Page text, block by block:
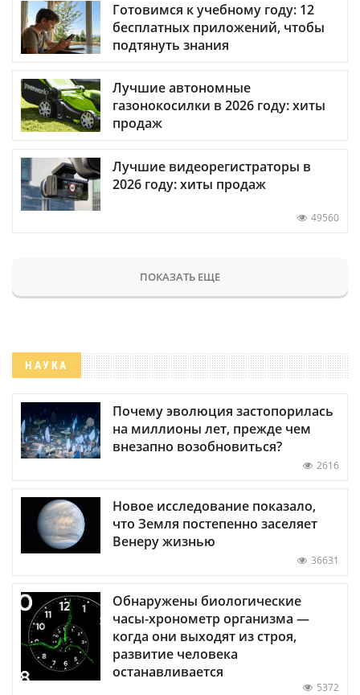
Готовимся к учебному году: 12
бесплатных приложений, чтобы
подтянуть знания
Лучшие автономные
газонокосилки в 2026 году: хиты
продаж
Лучшие видеорегистраторы в
2026 году: хиты продаж
49560
ПОКАЗАТЬ ЕЩЕ
НАУКА
Почему эволюция застопорилась
на миллионы лет, прежде чем
внезапно возобновиться?
2616
Новое исследование показало,
что Земля постепенно заселяет
Венеру жизнью
36631
Обнаружены биологические
часы-хронометр организма —
когда они выходят из строя,
развитие человека
останавливается
5372